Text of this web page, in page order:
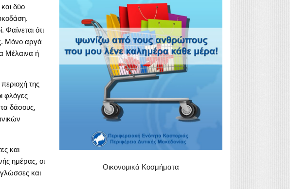
δύο
ότι
Μόνο αργά
Μέλαινα ή
της
φλόγες
δάσους,
και
ημέρας, οι
και
Οικονομικά Κοσμήματα